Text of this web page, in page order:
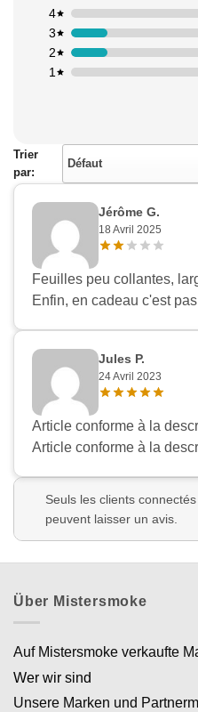
1
2
3
4
Trier
par:
Défaut
Jérôme G.
18 Avril 2025
Feuilles peu collantes,
Enfin, en cadeau c'est
Jules P.
24 Avril 2023
Article conforme à la
Article conforme à la
Seuls les clients
peuvent laisser un avis.
Über Mistersmoke
Auf Mistersmoke verkaufte
Wer wir sind
Unsere Marken und